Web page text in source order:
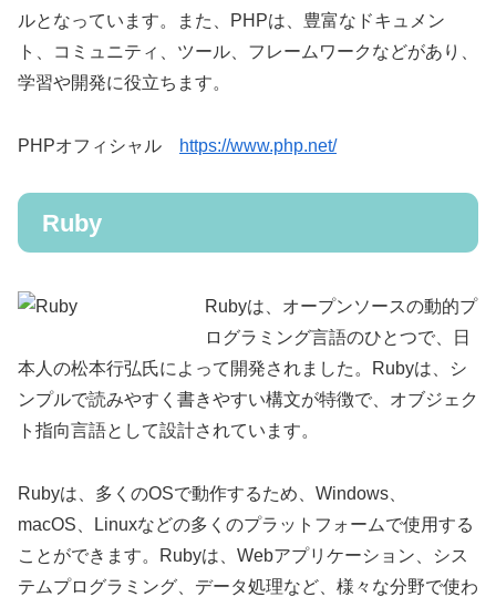
ルとなっています。また、PHPは、豊富なドキュメン
ト、コミュニティ、ツール、フレームワークなどがあり、
学習や開発に役立ちます。
PHPオフィシャル https://www.php.net/
Ruby
Rubyは、オープンソースの動的プ
ログラミング言語のひとつで、日
本人の松本行弘氏によって開発されました。Rubyは、シ
ンプルで読みやすく書きやすい構文が特徴で、オブジェク
ト指向言語として設計されています。
Rubyは、多くのOSで動作するため、Windows、
macOS、Linuxなどの多くのプラットフォームで使用する
ことができます。Rubyは、Webアプリケーション、シス
テムプログラミング、データ処理など、様々な分野で使わ